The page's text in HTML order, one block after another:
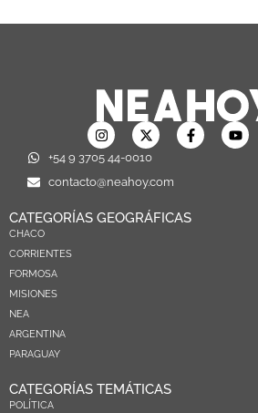
+54 9 3705 44-0010
contacto@neahoy.com
CATEGORÍAS GEOGRÁFICAS
CHACO
CORRIENTES
FORMOSA
MISIONES
NEA
ARGENTINA
PARAGUAY
CATEGORÍAS TEMÁTICAS
POLÍTICA